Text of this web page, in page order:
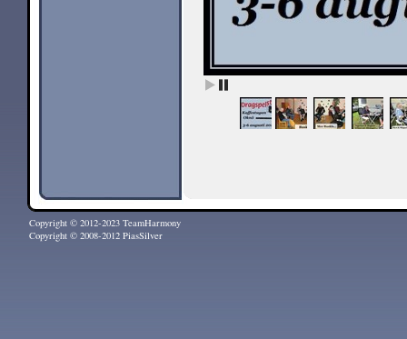
Copyright © 2012-2023 TeamHarmony
Copyright © 2008-2012 PiasSilver